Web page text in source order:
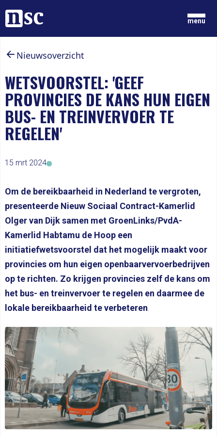
Home
menu
GRONDGEDACHTEN
ONZE MENSEN
DOCUMENTEN
PARTIJ
DOE MEE
LID WORDEN
Nieuwsoverzicht
WETSVOORSTEL: 'GEEF
PROVINCIES DE KANS HUN EIGEN
BUS- EN TREINVERVOER TE
REGELEN'
15 mrt 2024
Om de bereikbaarheid in Nederland te vergroten,
presenteerde Nieuw Sociaal Contract-Kamerlid
Olger van Dijk samen met GroenLinks/PvdA-
Kamerlid Habtamu de Hoop een
initiatiefwetsvoorstel dat het mogelijk maakt voor
provincies om hun eigen openbaarvervoerbedrijven
op te richten. Zo krijgen provincies zelf de kans om
het bus- en treinvervoer te regelen en daarmee de
lokale bereikbaarheid te verbeteren